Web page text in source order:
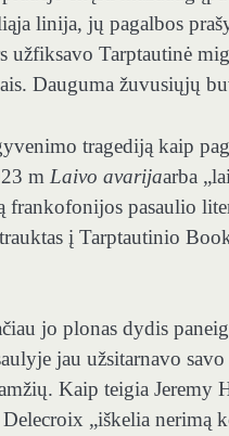
linija, jų pagalbos
užfiksavo Tarptautinė
Dauguma žuvusiųjų
tragediją kaip
m Laivo avarijaarba
pasaulio
į Tarptautinio
jo plonas dydis
jau užsitarnavo
Kaip teigia Jeremy
„iškelia nerimą